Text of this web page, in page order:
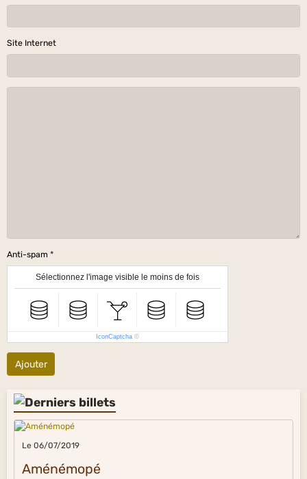
Site Internet
Anti-spam
Sélectionnez l'image visible le moins de fois
IconCaptcha ©
Ajouter
Le 06/07/2019
Aménémopé